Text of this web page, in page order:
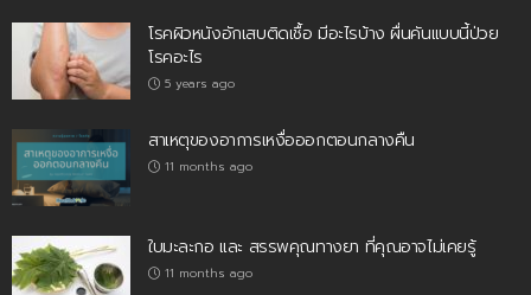
โรคผิวหนังอักเสบติดเชื้อ มีอะไรบ้าง ผื่นคันแบบนี้ป่วย
โรคอะไร
5 years ago
สาเหตุของอาการเหงื่อออกตอนกลางคืน
11 months ago
ใบมะละกอ และ สรรพคุณทางยา ที่คุณอาจไม่เคยรู้
11 months ago